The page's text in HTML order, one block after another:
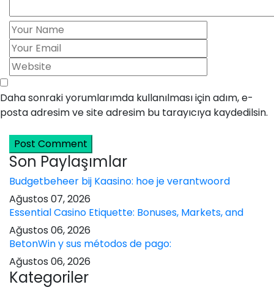
Daha sonraki yorumlarımda kullanılması için adım, e-
posta adresim ve site adresim bu tarayıcıya kaydedilsin.
Post Comment
Son Paylaşımlar
Budgetbeheer bij Kaasino: hoe je verantwoord
Ağustos 07, 2026
Essential Casino Etiquette: Bonuses, Markets, and
Ağustos 06, 2026
BetonWin y sus métodos de pago:
Ağustos 06, 2026
Kategoriler